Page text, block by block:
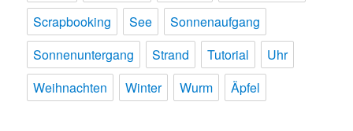
Scrapbooking
See
Sonnenaufgang
Sonnenuntergang
Strand Tutorial
Uhr
Weihnachten
Winter Wurm Äpfel